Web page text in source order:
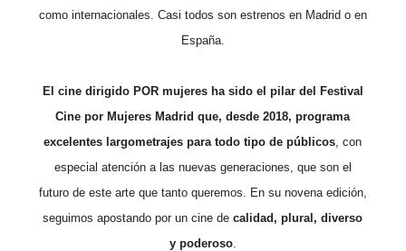
como internacionales. Casi todos son estrenos en Madrid o en
España.
El cine dirigido POR mujeres ha sido el pilar del Festival
Cine por Mujeres Madrid que, desde 2018, programa
excelentes largometrajes para todo tipo de públicos , con
especial atención a las nuevas generaciones, que son el
futuro de este arte que tanto queremos. En su novena edición,
seguimos apostando por un cine decalidad, plural, diverso
y poderoso.